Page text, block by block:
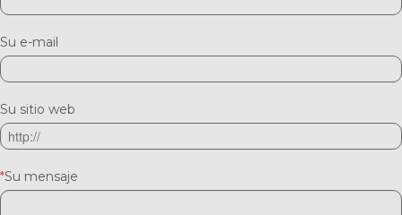
Su e-mail
Su sitio web
*Su mensaje